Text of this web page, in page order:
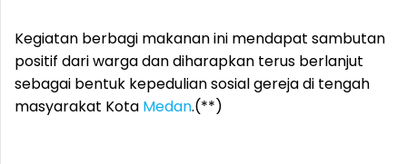
Kegiatan berbagi makanan ini mendapat sambutan
positif dari warga dan diharapkan terus berlanjut
sebagai bentuk kepedulian sosial gereja di tengah
masyarakat Kota Medan.(**)